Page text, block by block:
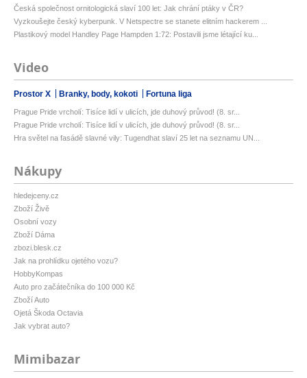
Česká společnost ornitologická slaví 100 let: Jak chrání ptáky v ČR?
Vyzkoušejte český kyberpunk. V Netspectre se stanete elitním hackerem ...
Plastikový model Handley Page Hampden 1:72: Postavili jsme létající ku...
Video
Prostor X Branky, body, kokoti Fortuna liga
Prague Pride vrcholí: Tisíce lidí v ulicích, jde duhový průvod! (8. sr...
Prague Pride vrcholí: Tisíce lidí v ulicích, jde duhový průvod! (8. sr...
Hra světel na fasádě slavné vily: Tugendhat slaví 25 let na seznamu UN...
Nákupy
hledejceny.cz
Zboží Živě
Osobní vozy
Zboží Dáma
zbozi.blesk.cz
Jak na prohlídku ojetého vozu?
HobbyKompas
Auto pro začátečníka do 100 000 Kč
Zboží Auto
Ojetá Škoda Octavia
Jak vybrat auto?
Mimibazar